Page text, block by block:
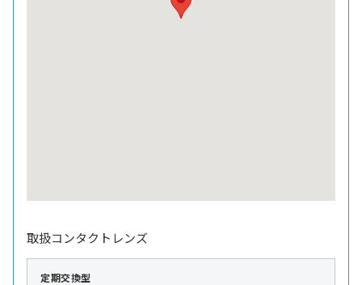
取扱コンタクトレンズ
定期交換型